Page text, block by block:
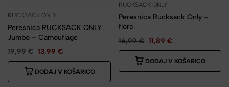
RUCKSACK ONLY
Peresnica RUCKSACK ONLY
Jumbo – Camouflage
19,99€ 13,99 €
DODAJ V KOŠARICO
RUCKSACK ONLY
Peresnica Rucksack Only –
flora
16,99€ 11,89 €
DODAJ V KOŠARICO